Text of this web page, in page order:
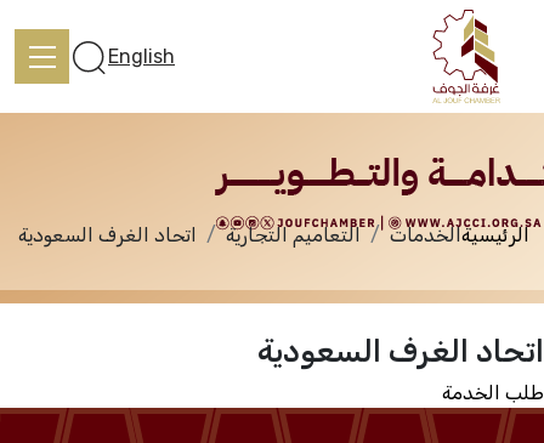
تعرف علينا
الخدمات
English
الخدمات
الرئيسيةالخدمات التعاميم التجارية اتحاد الغرف السعودية
اتحاد الغرف السعودية
طلب الخدمة